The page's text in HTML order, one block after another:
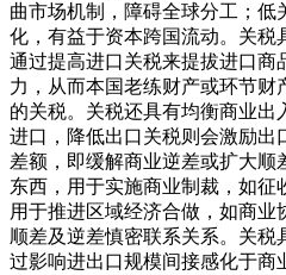
曲市场机制，障碍全球分工；低
化，有益于资本跨国流动。关税
通过提高进口关税来提拔进口商
力，从而本国老练财产或环节财
的关税。关税还具有均衡商业出
进口，降低出口关税则会激励出
差额，即缓解商业逆差或扩大
东西，用于实施商业制裁，如
用于推进区域经济合做，如商
顺差及逆差慎密联系关系。关税
过影响进出口规模间接感化于商